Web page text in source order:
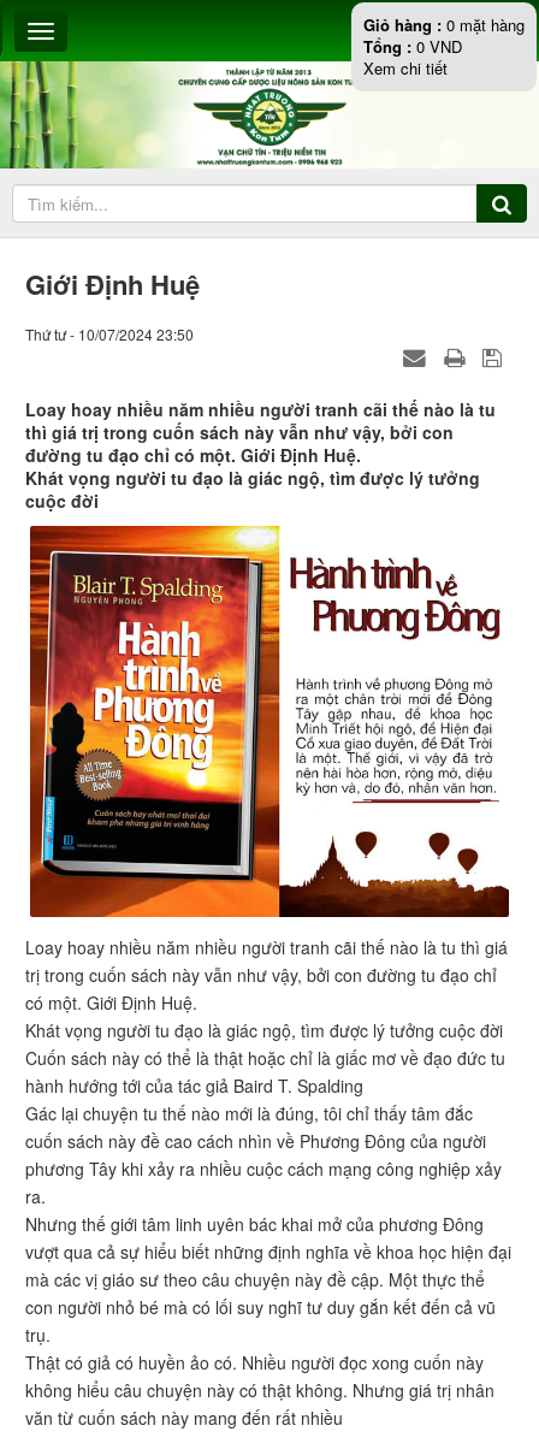
Giới Định Huệ
Thứ tư - 10/07/2024 23:50
Loay hoay nhiều năm nhiều người tranh cãi thế nào là tu
thì giá trị trong cuốn sách này vẫn như vậy, bởi con
đường tu đạo chỉ có một. Giới Định Huệ.
Khát vọng người tu đạo là giác ngộ, tìm được lý tưởng
cuộc đời
Loay hoay nhiều năm nhiều người tranh cãi thế nào là tu thì giá
trị trong cuốn sách này vẫn như vậy, bởi con đường tu đạo chỉ
có một. Giới Định Huệ.
Khát vọng người tu đạo là giác ngộ, tìm được lý tưởng cuộc đời
Cuốn sách này có thể là thật hoặc chỉ là giấc mơ về đạo đức tu
hành hướng tới của tác giả Baird T. Spalding
Gác lại chuyện tu thế nào mới là đúng, tôi chỉ thấy tâm đắc
cuốn sách này đề cao cách nhìn về Phương Đông của người
phương Tây khi xảy ra nhiều cuộc cách mạng công nghiệp xảy
ra.
Nhưng thế giới tâm linh uyên bác khai mở của phương Đông
vượt qua cả sự hiểu biết những định nghĩa về khoa học hiện đại
mà các vị giáo sư theo câu chuyện này đề cập. Một thực thể
con người nhỏ bé mà có lối suy nghĩ tư duy gắn kết đến cả vũ
trụ.
Thật có giả có huyền ảo có. Nhiều người đọc xong cuốn này
không hiểu câu chuyện này có thật không. Nhưng giá trị nhân
văn từ cuốn sách này mang đến rất nhiều
Giỏ hàng : 0 mặt hàng
Tổng : 0 VND
Xem chi tiết